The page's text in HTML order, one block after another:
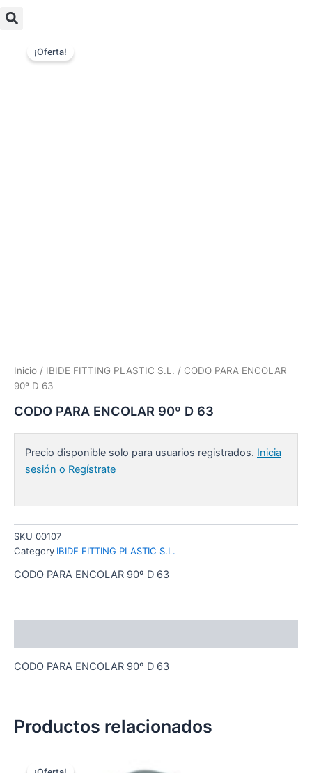
¡Oferta!
Inicio / IBIDE FITTING PLASTIC S.L. / CODO PARA ENCOLAR
90º D 63
CODO PARA ENCOLAR 90º D 63
Precio disponible solo para usuarios registrados. Inicia
sesión o Regístrate
SKU 00107
Category IBIDE FITTING PLASTIC S.L.
CODO PARA ENCOLAR 90º D 63
CODO PARA ENCOLAR 90º D 63
Productos relacionados